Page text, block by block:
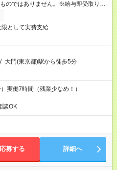
のではありません。※給与即受取りサ
）
として実費支給
/ 大門(東京都)駅から徒歩5分
実働7時間（残業少なめ！）
OK
応募する 詳細へ